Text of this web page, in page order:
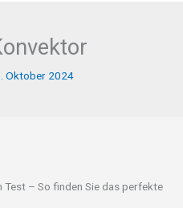
Oktober 2024
– So finden Sie das perfekte